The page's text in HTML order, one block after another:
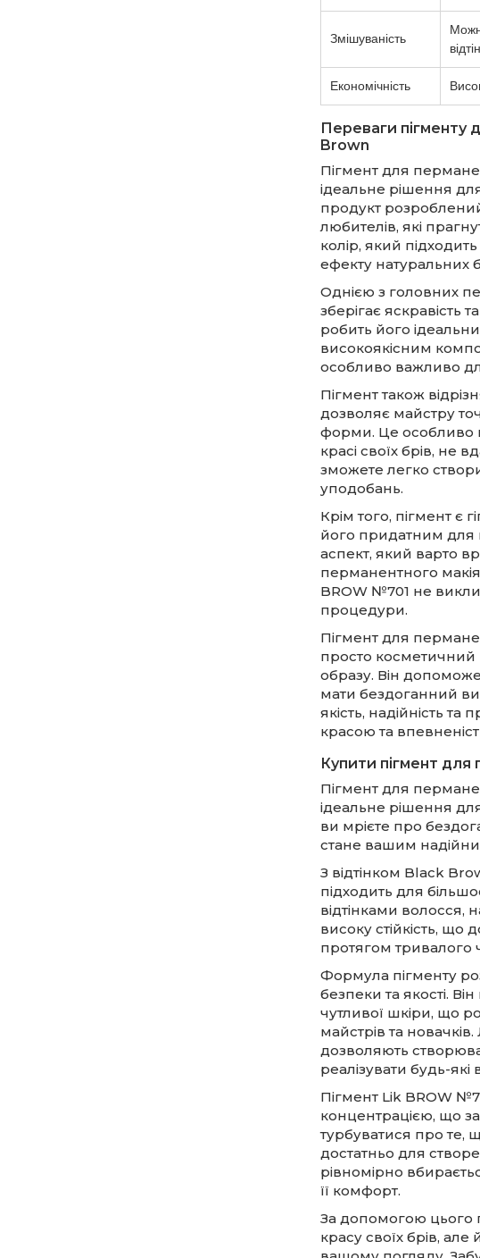
Змішуваність
Економічність
Переваги пігменту
Brown
Пігмент для
ідеальне рішення
продукт
любителів, які
колір, який
ефекту натуральних
Однією з головних
зберігає яскравість
робить його
високоякісним
особливо важливо для
Пігмент також
дозволяє майстру
форми. Це особливо
красі своїх брів, не
зможете легко
уподобань.
Крім того, пігмент є
його придатним для
аспект, який варто
перманентного
BROW №701 не
процедури.
Пігмент для
просто косметичний
образу. Він
мати бездоганний
якість, надійність
красою та
Купити пігмент
Пігмент для
ідеальне рішення
ви мрієте про
стане вашим
З відтінком Black
підходить для
відтінками волосся,
високу стійкість,
протягом тривалого
Формула пігменту
безпеки та якості.
чутливої шкіри, що
майстрів та
дозволяють
реалізувати будь-які
Пігмент Lik BROW
концентрацією, що
турбуватися про те,
достатньо для
рівномірно
її комфорт.
За допомогою цього
красу своїх брів,